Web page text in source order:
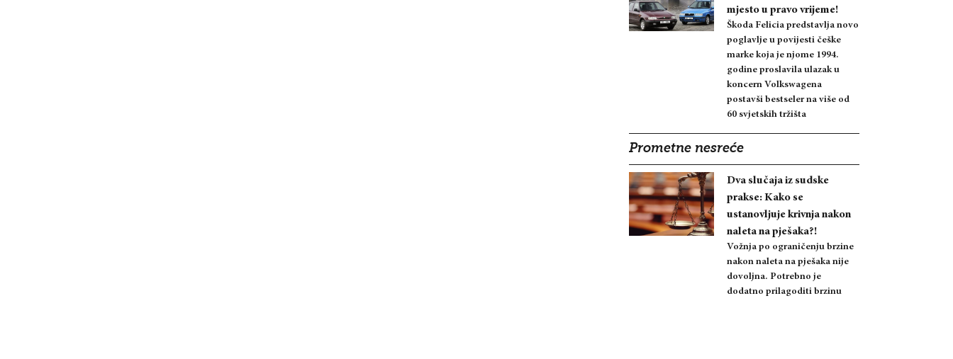
mjesto u pravo vrijeme!
Škoda Felicia predstavlja novo
poglavlje u povijesti češke
marke koja je njome 1994.
godine proslavila ulazak u
koncern Volkswagena
postavši bestseler na više od
60 svjetskih tržišta
Prometne nesreće
Dva slučaja iz sudske
prakse: Kako se
ustanovljuje krivnja nakon
naleta na pješaka?!
Vožnja po ograničenju brzine
nakon naleta na pješaka nije
dovoljna. Potrebno je
dodatno prilagoditi brzinu